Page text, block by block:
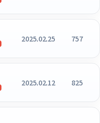
2025.02.25 757
2025.02.12 825